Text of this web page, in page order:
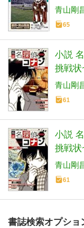
青山剛
65
小説
挑戦
ーコ
青山剛
61
小説
挑戦
ーコ
青山剛
61
書誌検索オプショ